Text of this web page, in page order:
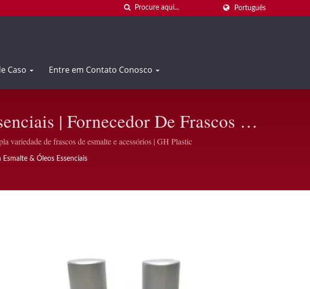
Português
Caso Entre em Contato Conosco
| Fornecedor De Frascos De
| GH Plastic
variedade de frascos de esmalte e acessórios | GH Plastic
& Óleos Essenciais